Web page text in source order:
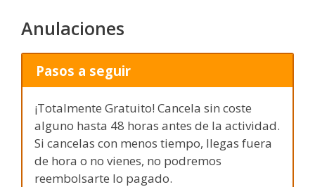
Anulaciones
Pasos a seguir
¡Totalmente Gratuito! Cancela sin coste
alguno hasta 48 horas antes de la actividad.
Si cancelas con menos tiempo, llegas fuera
de hora o no vienes, no podremos
reembolsarte lo pagado.